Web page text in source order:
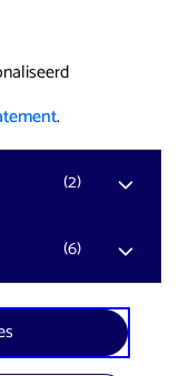
.
(2)
het
(6)
en aangepaste